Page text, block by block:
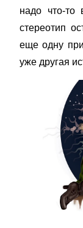
надо что-то
стереотип
еще одну
уже другая